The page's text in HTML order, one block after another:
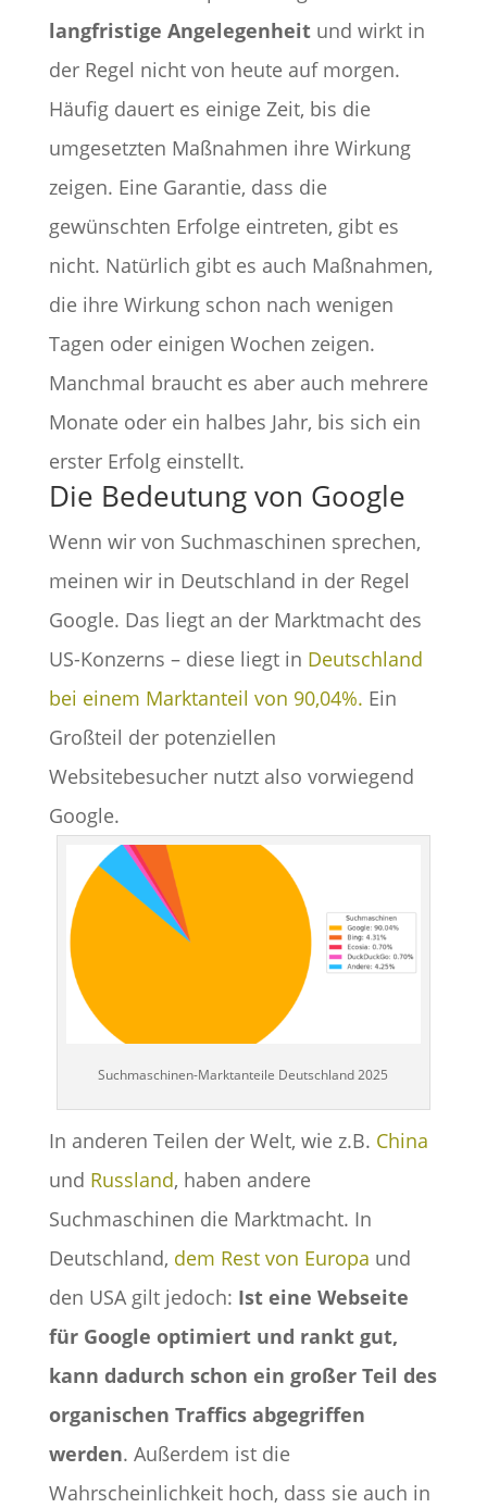
langfristige Angelegenheitund wirkt in
der Regel nicht von heute auf morgen.
Häufig dauert es einige Zeit, bis die
umgesetzten Maßnahmen ihre Wirkung
zeigen. Eine Garantie, dass die
gewünschten Erfolge eintreten, gibt es
nicht. Natürlich gibt es auch Maßnahmen,
die ihre Wirkung schon nach wenigen
Tagen oder einigen Wochen zeigen.
Manchmal braucht es aber auch mehrere
Monate oder ein halbes Jahr, bis sich ein
erster Erfolg einstellt.
Die Bedeutung von Google
Wenn wir von Suchmaschinen sprechen,
meinen wir in Deutschland in der Regel
Google. Das liegt an der Marktmacht des
US-Konzerns – diese liegt in Deutschland
bei einem Marktanteil von 90,04%. Ein
Großteil der potenziellen
Websitebesucher nutzt also vorwiegend
Google.
Suchmaschinen-Marktanteile Deutschland 2025
In anderen Teilen der Welt, wie z.B. China
und Russland, haben andere
Suchmaschinen die Marktmacht. In
Deutschland, dem Rest von Europa und
den USA gilt jedoch: Ist eine Webseite
für Google optimiert und rankt gut,
kann dadurch schon ein großer Teil des
organischen Traffics abgegriffen
werden. Außerdem ist die
Wahrscheinlichkeit hoch, dass sie auch in